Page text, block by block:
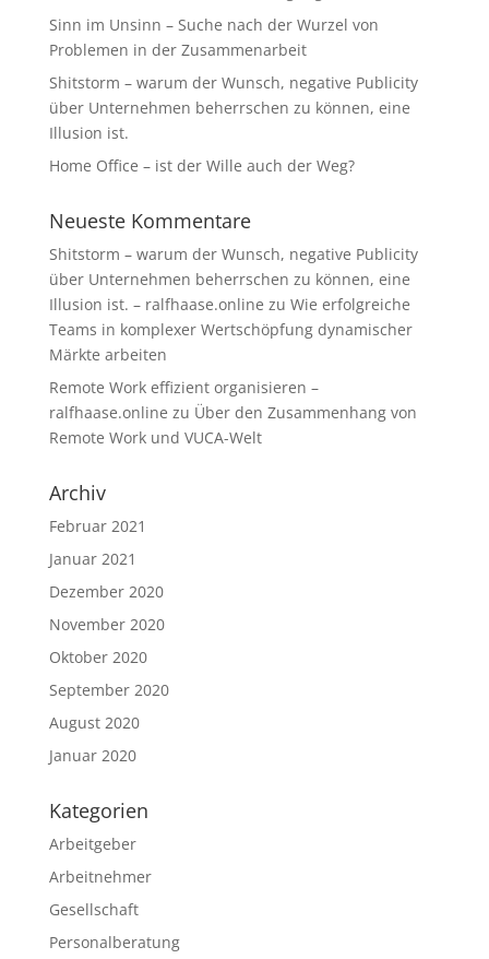
Sinn im Unsinn – Suche nach der Wurzel von
Problemen in der Zusammenarbeit
Shitstorm – warum der Wunsch, negative Publicity
über Unternehmen beherrschen zu können, eine
Illusion ist.
Home Office – ist der Wille auch der Weg?
Neueste Kommentare
Shitstorm – warum der Wunsch, negative Publicity
über Unternehmen beherrschen zu können, eine
Illusion ist. – ralfhaase.online zu Wie erfolgreiche
Teams in komplexer Wertschöpfung dynamischer
Märkte arbeiten
Remote Work effizient organisieren –
ralfhaase.online zu Über den Zusammenhang von
Remote Work und VUCA-Welt
Archiv
Februar 2021
Januar 2021
Dezember 2020
November 2020
Oktober 2020
September 2020
August 2020
Januar 2020
Kategorien
Arbeitgeber
Arbeitnehmer
Gesellschaft
Personalberatung